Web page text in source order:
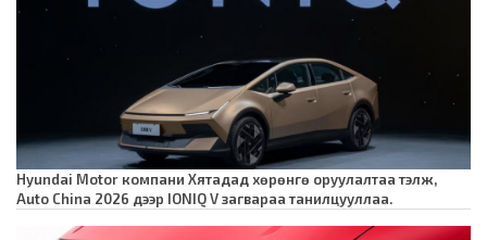
Hyundai Motor компани Хятадад хөрөнгө оруулалтаа тэлж,
Auto China 2026 дээр IONIQ V загвараа танилцууллаа.